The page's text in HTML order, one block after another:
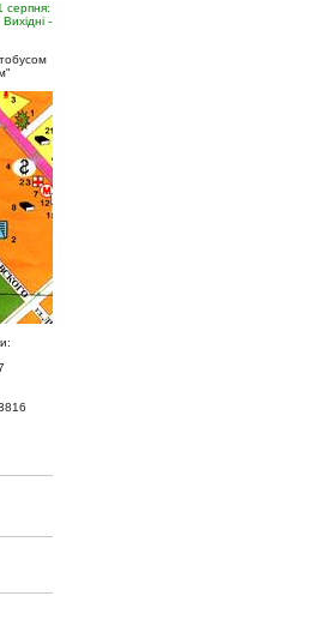
серпня:
-